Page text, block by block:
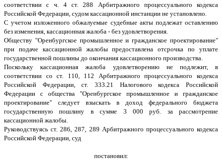
соответствии с ч. 4 ст. 288 Арбитражного процессуального кодекса
Российской Федерации, судом кассационной инстанции не установлено.
С учетом изложенного обжалуемые судебные акты подлежат оставлению
без изменения, кассационная жалоба - без удовлетворения.
Обществу "Оренбургское промышленное и гражданское проектирование"
при подаче кассационной жалобы предоставлена отсрочка по уплате
государственной пошлины до окончания кассационного производства.
Поскольку кассационная жалоба удовлетворению не подлежит, в
соответствии со ст. 110, 112 Арбитражного процессуального кодекса
Российской Федерации, ст. 333.21 Налогового кодекса Российской
Федерации с общества "Оренбургское промышленное и гражданское
проектирование" следует взыскать в доход федерального бюджета
государственную пошлину в сумме 3 000 руб. за рассмотрение
кассационной жалобы.
Руководствуясь ст. 286, 287, 289 Арбитражного процессуального кодекса
Российской Федерации, суд
постановил: